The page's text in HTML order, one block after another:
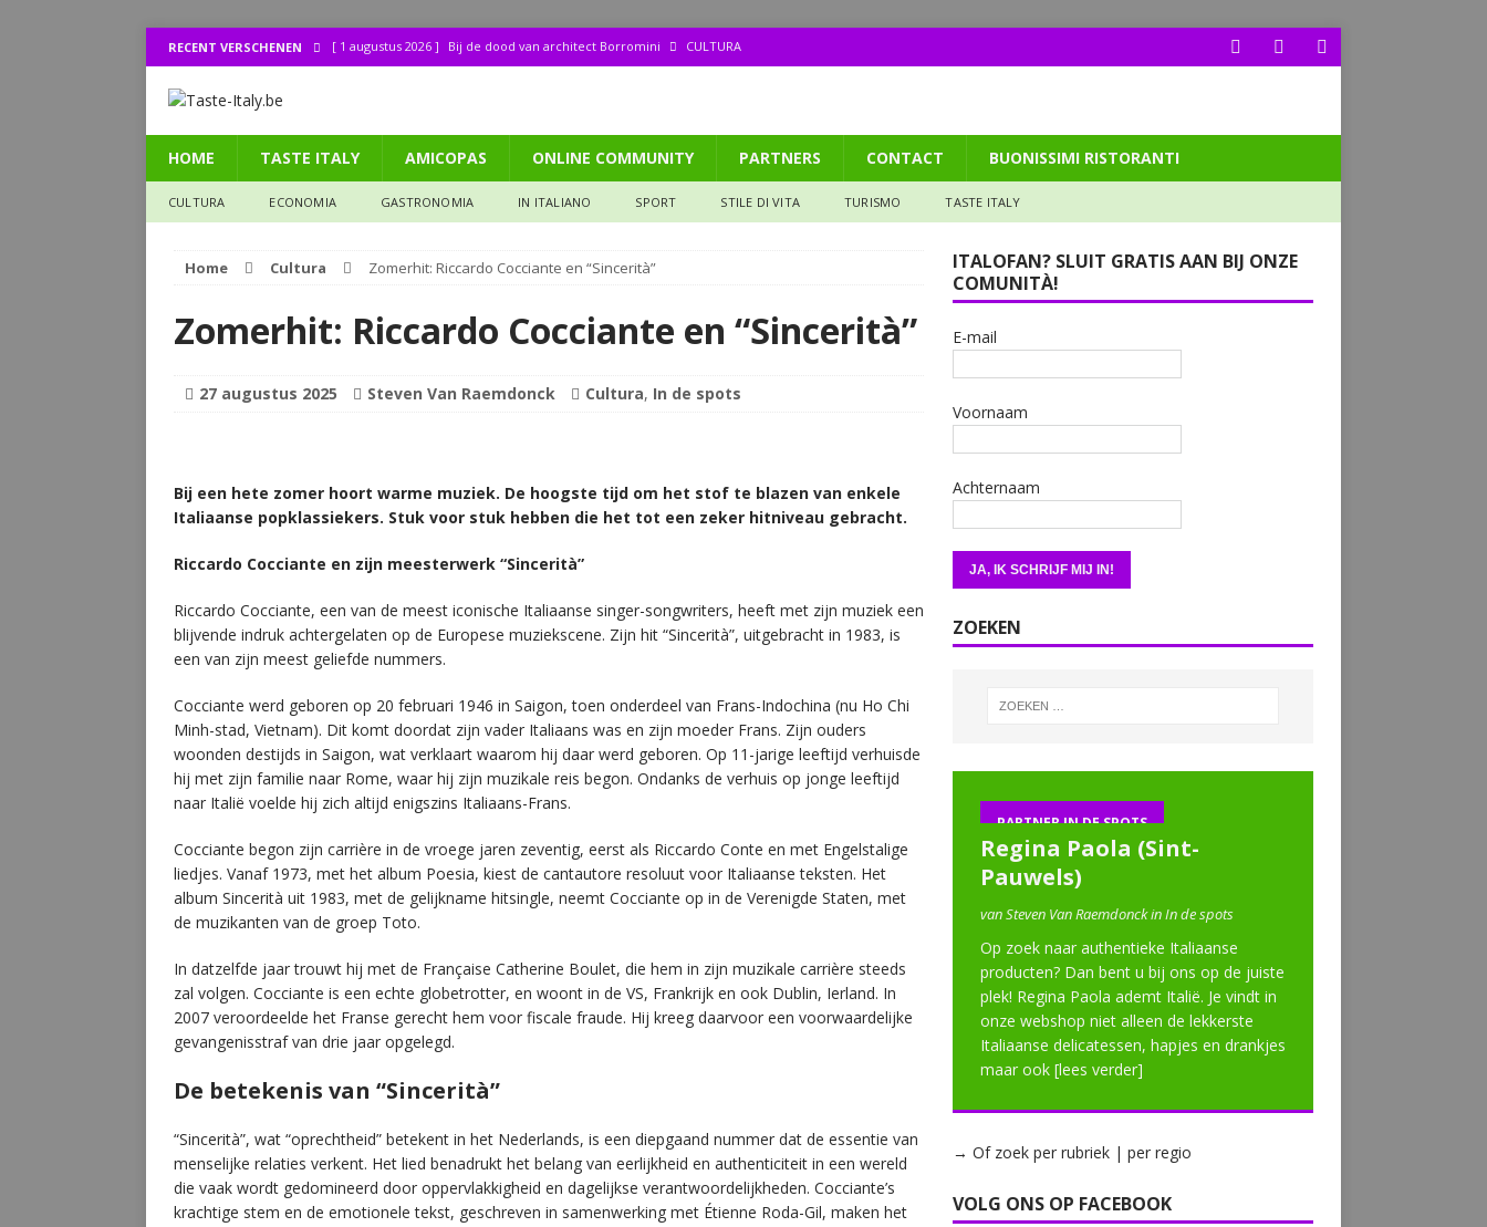
RECENT VERSCHENEN [ 1 augustus 2026 ] Bij de dood van architect Borromini CULTURA
[ 30 juli 2026 ] Lombo (11): de ruïne die mijn hart veroverde IN DE SPOTS
[ 27 juli 2026 ] Legendes uit het Valtellina (106): De Donna selvatica en de Steen van vruchtbaarheid
HOME TASTE ITALY AMICOPAS ONLINE COMMUNITY PARTNERS CONTACT BUONISSIMI RISTORANTI
CULTURA ECONOMIA GASTRONOMIA IN ITALIANO SPORT STILE DI VITA TURISMO TASTE ITALY
Home Cultura Zomerhit: Riccardo Cocciante en “Sincerità”
Zomerhit: Riccardo Cocciante en “Sincerità”
27 augustus 2025 Steven Van Raemdonck Cultura, In de spots
Bij een hete zomer hoort warme muziek. De hoogste tijd om het stof te blazen van enkele
Italiaanse popklassiekers. Stuk voor stuk hebben die het tot een zeker hitniveau gebracht.
Riccardo Cocciante en zijn meesterwerk “Sincerità”
Riccardo Cocciante, een van de meest iconische Italiaanse singer-songwriters, heeft met zijn muziek een
blijvende indruk achtergelaten op de Europese muziekscene. Zijn hit “Sincerità”, uitgebracht in 1983, is
een van zijn meest geliefde nummers.
Cocciante werd geboren op 20 februari 1946 in Saigon, toen onderdeel van Frans-Indochina (nu Ho Chi
Minh-stad, Vietnam). Dit komt doordat zijn vader Italiaans was en zijn moeder Frans. Zijn ouders
woonden destijds in Saigon, wat verklaart waarom hij daar werd geboren. Op 11-jarige leeftijd verhuisde
hij met zijn familie naar Rome, waar hij zijn muzikale reis begon. Ondanks de verhuis op jonge leeftijd
naar Italië voelde hij zich altijd enigszins Italiaans-Frans.
Cocciante begon zijn carrière in de vroege jaren zeventig, eerst als Riccardo Conte en met Engelstalige
liedjes. Vanaf 1973, met het album Poesia, kiest de cantautore resoluut voor Italiaanse teksten. Het
album Sincerità uit 1983, met de gelijkname hitsingle, neemt Cocciante op in de Verenigde Staten, met
de muzikanten van de groep Toto.
In datzelfde jaar trouwt hij met de Française Catherine Boulet, die hem in zijn muzikale carrière steeds
zal volgen. Cocciante is een echte globetrotter, en woont in de VS, Frankrijk en ook Dublin, Ierland. In
2007 veroordeelde het Franse gerecht hem voor fiscale fraude. Hij kreeg daarvoor een voorwaardelijke
gevangenisstraf van drie jaar opgelegd.
De betekenis van “Sincerità”
“Sincerità”, wat “oprechtheid” betekent in het Nederlands, is een diepgaand nummer dat de essentie van
menselijke relaties verkent. Het lied benadrukt het belang van eerlijkheid en authenticiteit in een wereld
die vaak wordt gedomineerd door oppervlakkigheid en dagelijkse verantwoordelijkheden. Cocciante’s
krachtige stem en de emotionele tekst, geschreven in samenwerking met Étienne Roda-Gil, maken het
ITALOFAN? SLUIT GRATIS AAN BIJ ONZE
COMUNITÀ!
E-mail
Voornaam
Achternaam
ZOEKEN
PARTNER IN DE SPOTS
Regina Paola (Sint-
Pauwels)
van Steven Van Raemdonck in In de spots
Op zoek naar authentieke Italiaanse
producten? Dan bent u bij ons op de juiste
plek! Regina Paola ademt Italië. Je vindt in
onze webshop niet alleen de lekkerste
Italiaanse delicatessen, hapjes en drankjes
maar ook [lees verder]
→ Of zoek per rubriek | per regio
VOLG ONS OP FACEBOOK